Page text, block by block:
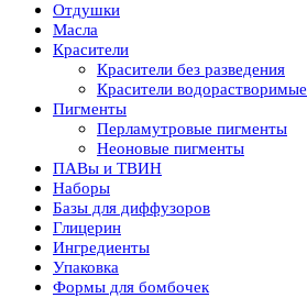
Отдушки
Масла
Красители
Красители без разведения
Красители водорастворимые
Пигменты
Перламутровые пигменты
Неоновые пигменты
ПАВы и ТВИН
Наборы
Базы для диффузоров
Глицерин
Ингредиенты
Упаковка
Формы для бомбочек